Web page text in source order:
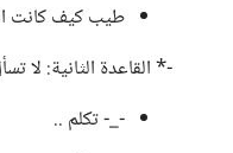
طيب كيف كانت
-* القاعدة الثانية: لا
-_- تكلم ..